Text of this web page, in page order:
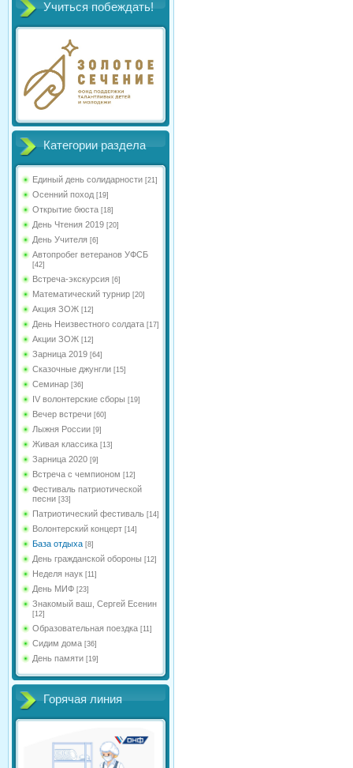
Учиться побеждать!
Категории раздела
Единый день солидарности [21]
Осенний поход [19]
Открытие бюста [18]
День Чтения 2019 [20]
День Учителя [6]
Автопробег ветеранов УФСБ
[42]
Встреча-экскурсия [6]
Математический турнир [20]
Акция ЗОЖ [12]
День Неизвестного солдата [17]
Акции ЗОЖ [12]
Зарница 2019 [64]
Сказочные джунгли [15]
Семинар [36]
IV волонтерские сборы [19]
Вечер встречи [60]
Лыжня России [9]
Живая классика [13]
Зарница 2020 [9]
Встреча с чемпионом [12]
Фестиваль патриотической
песни [33]
Патриотический фестиваль [14]
Волонтерский концерт [14]
База отдыха [8]
День гражданской обороны [12]
Неделя наук [11]
День МИФ [23]
Знакомый ваш, Сергей Есенин
[12]
Образовательная поездка [11]
Сидим дома [36]
День памяти [19]
Горячая линия